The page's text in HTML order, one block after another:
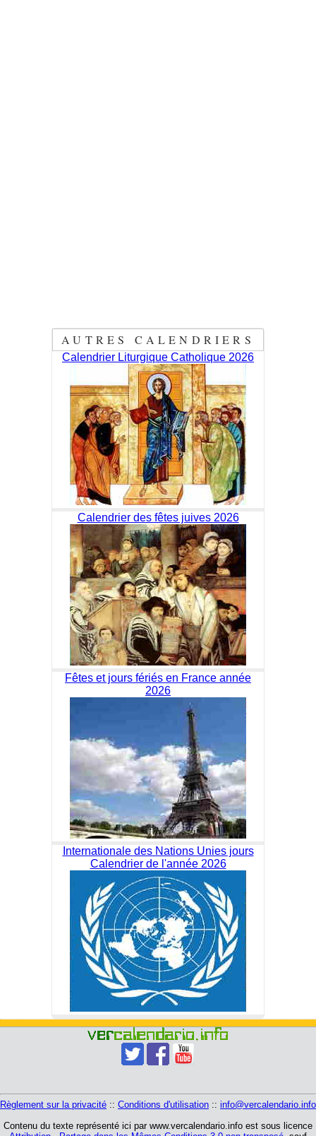
AUTRES CALENDRIERS
Calendrier Liturgique Catholique 2026
Calendrier des fêtes juives 2026
Fêtes et jours fériés en France année
2026
Internationale des Nations Unies jours
Calendrier de l'année 2026
Règlement sur la privacité :: Conditions d'utilisation :: info@vercalendario.info
Contenu du texte représenté ici par www.vercalendario.info est sous licence